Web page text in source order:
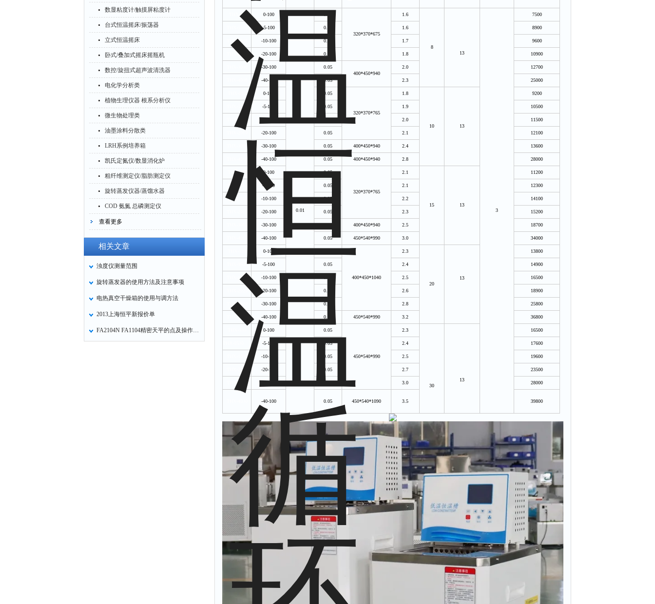
数显粘度计/触摸屏粘度计
台式恒温摇床/振荡器
立式恒温摇床
卧式/叠加式摇床摇瓶机
数控/旋扭式超声波清洗器
电化学分析类
植物生理仪器 根系分析仪
微生物处理类
油墨涂料分散类
LRH系例培养箱
凯氏定氮仪/数显消化炉
粗纤维测定仪/脂肪测定仪
旋转蒸发仪器/蒸馏水器
COD 氨氮 总磷测定仪
查看更多
相关文章
浊度仪测量范围
旋转蒸发器的使用方法及注意事项
电热真空干燥箱的使用与调方法
2013上海恒平新报价单
FA2104N FA1104精密天平的点及操作使用
THX-08 0-100
0.01
320*370*675
1.6
8
13
3
7500
-5-100 0.05 1.6 8900
THX-1008 -10-100 0.05 1.7 9600
THX-2008 -20-100 0.05 1.8 10900
-30-100
0.05
400*450*940
2.0 12700
-40-100 0.05 2.3 25000
0-100 0.05
320*370*765
1.8
10 13
9200
THX-0510 -5-100 0.05 1.9 10500
THX-1010 -10-100 0.05 2.0 11500
-20-100 0.05 2.1 12100
THX-3010 -30-100 0.05 400*450*940 2.4 13600
-40-100 0.05 400*450*940 2.8 28000
THX-015 0-100 0.05
320*370*765
2.1
15 13
11200
THX-0515 -5-100 0.05 2.1 12300
THX-1015 -10-100 0.05 2.2 14100
-20-100 0.05 2.3 15200
-30-100 0.05 400*450*940 2.5 18700
-40-100 0.05 450*540*990 3.0 34000
0-100
400*450*1040
2.3
20
13
13800
THX-0520 -5-100 0.05 2.4 14900
THX-1020 -10-100 2.5 16500
-20-100 0.05 2.6 18900
THX-3020 -30-100 0.05 2.8 25800
THX-4020 -40-100 0.05 450*540*990 3.2 36800
0-100 0.05
450*540*990
2.3
30
13
16500
-5-100 0.05 2.4 17600
THX-1030 -10-100 0.05 2.5 19600
THX-2030 -20-100 0.05 2.7 23500
THX-3030 -30-100 0.05 3.0 28000
-40-100 0.05 450*540*1090 3.5 39800